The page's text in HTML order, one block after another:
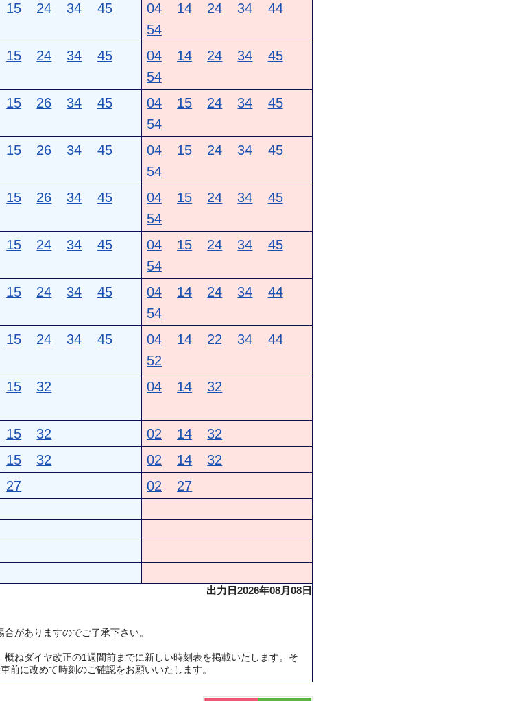
15 24 34
45
04 14 24 34
44
54
15 24 34
45
04 14 24 34
45
54
15 26 34
45
04 15 24 34
45
54
15 26 34
45
04 15 24 34
45
54
15 26 34
45
04 15 24 34
45
54
15 24 34
45
04 15 24 34
45
54
15 24 34
45
04 14 24 34
44
54
15 24 34
45
04 14 22 34
44
52
15 32 04 14 32
15 32 02 14 32
15 32 02 14 32
27 02 27
出力日2026年08月08日
がありますのでご了承下さい。
ねダイヤ改正の1週間前までに新しい時刻表を掲載いたします。そ
前に改めて時刻のご確認をお願いいたします。